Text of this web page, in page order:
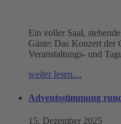
Ein voller Saal,
Gäste: Das Konzert der
Veranstaltungs- und
weiter lesen…
Adventsstimmung
15. Dezember 2025